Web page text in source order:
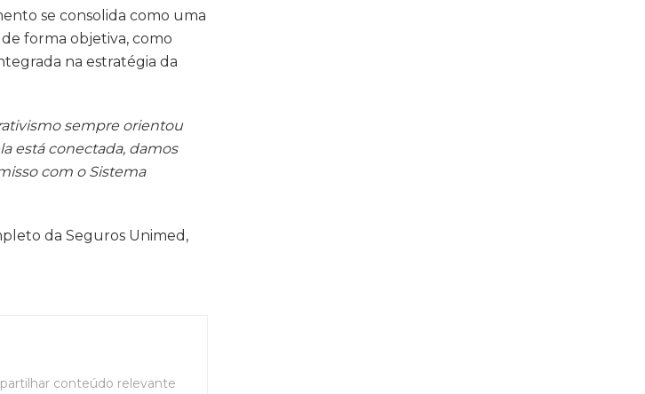
se consolida como uma
forma objetiva, como
na estratégia da
sempre orientou
está conectada, damos
com o Sistema
da Seguros Unimed,
conteúdo relevante